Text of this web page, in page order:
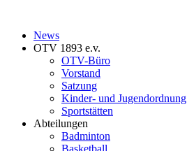
News
OTV 1893 e.v.
OTV-Büro
Vorstand
Satzung
Kinder- und Jugendordnung
Sportstätten
Abteilungen
Badminton
Basketball